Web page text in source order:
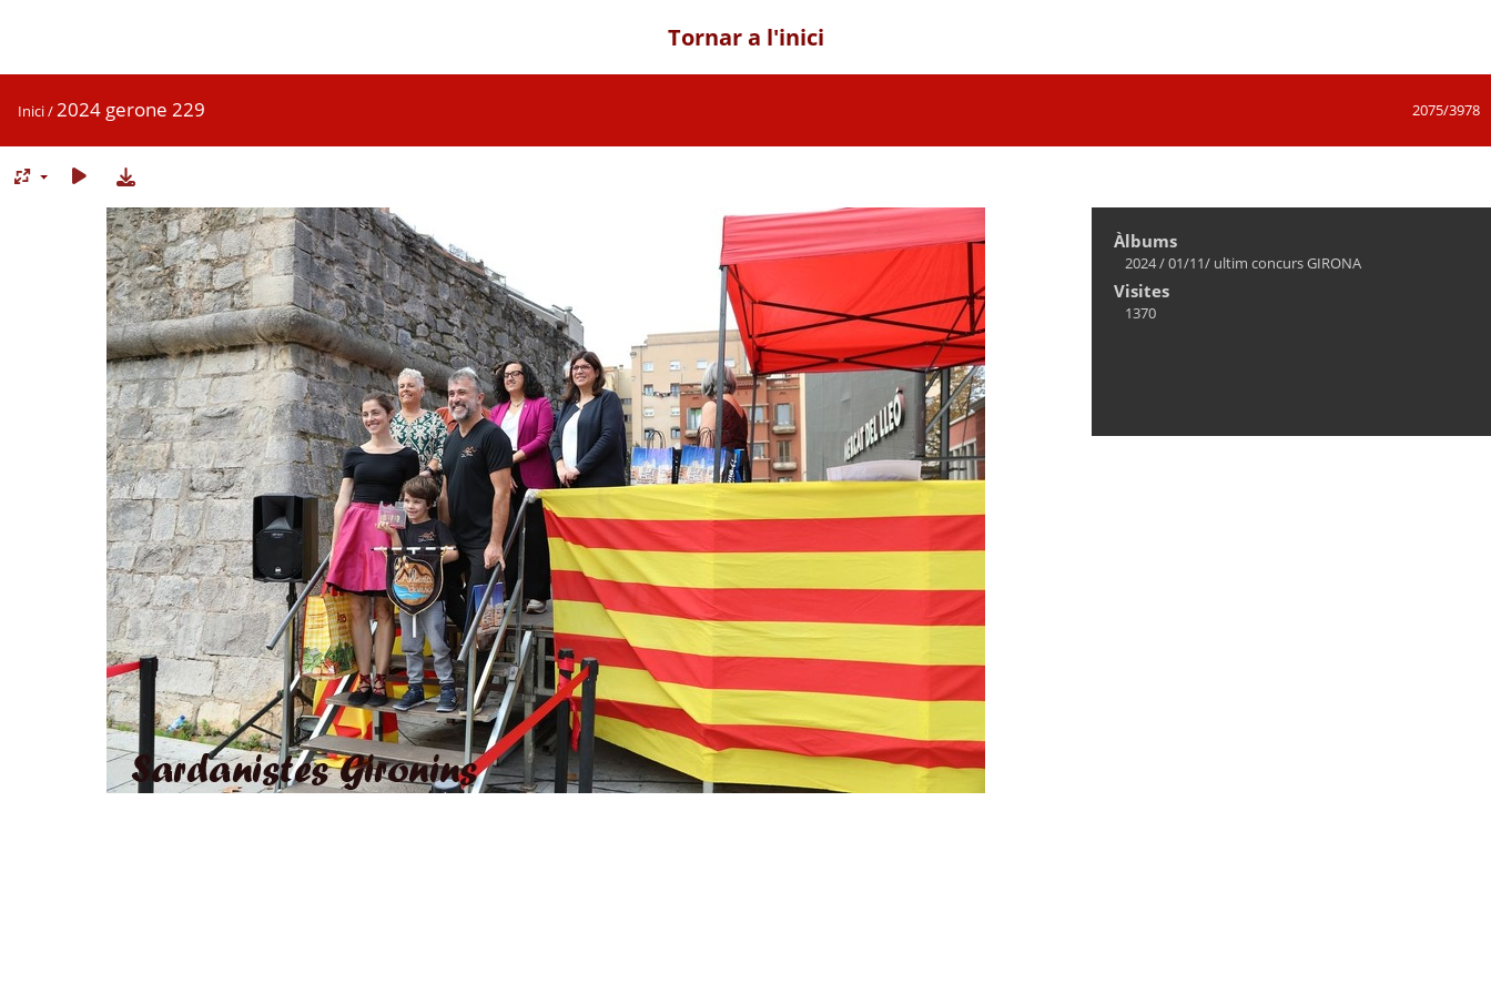
Tornar a l'inici
2075/3978
Inici/2024 gerone 229
Àlbums
2024/01/11/ ultim concurs GIRONA
Visites
1370